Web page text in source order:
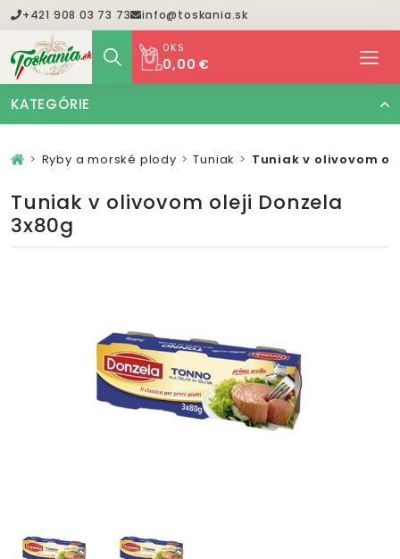
+421 908 03 73 73 info@toskania.sk
0KS
0,00 €
KATEGÓRIE
Ryby a morské plody Tuniak Tuniak v olivovom
Tuniak v olivovom oleji Donzela
3x80g